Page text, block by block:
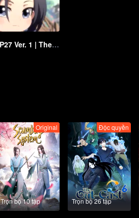
Highlight EP27 Ver. 1 | The Founder of Diabolism Q
Trọn bộ 10 tập
Original
Trọn bộ 26 tập
Độc quyền